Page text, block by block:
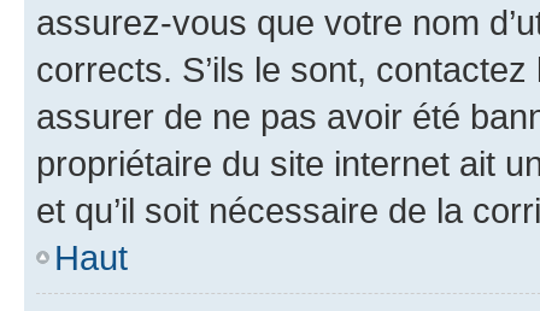
assurez-vous que votre nom
corrects. S’ils le sont,
assurer de ne pas avoir été
propriétaire du site internet ait
et qu’il soit nécessaire de la
Haut